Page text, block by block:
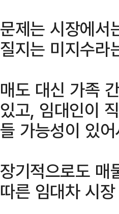
문제는 시장에서
질지는 미지수라
매도 대신 가족
있고, 임대인이
들 가능성이 있
장기적으로도 매
따른 임대차 시